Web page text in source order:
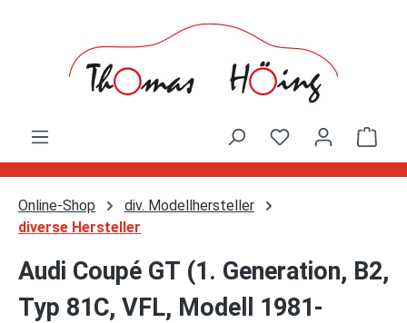
Online-Shop
div. Modellhersteller
diverse Hersteller
Audi Coupé GT (1. Generation, B2,
Typ 81C, VFL, Modell 1981-